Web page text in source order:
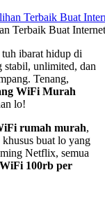
Terbaik Buat
tuh ibarat hidup di
stabil, unlimited, dan
Tenang,
WiFi Murah
lo!
rumah murah,
buat lo yang
Netflix, semua
100rb per